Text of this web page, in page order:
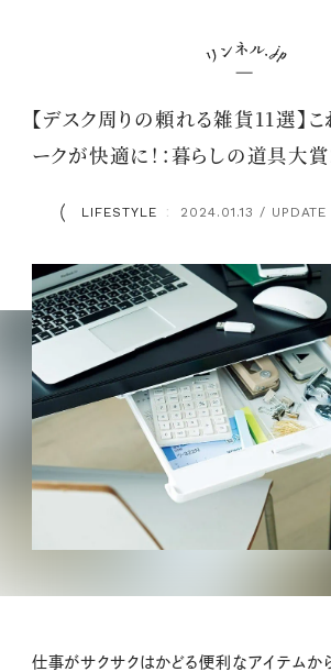
【デスク周りの頼れる雑貨11選】
ークが快適に！：暮らしの道具大
LIFESTYLE ： 2024.01.13 /
仕事がサクサクはかどる便利なアイテムか